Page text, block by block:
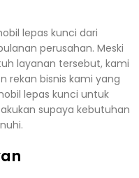
lepas kunci dari
perusahan. Meski
layanan tersebut, kami
rekan bisnis kami yang
lepas kunci untuk
supaya kebutuhan